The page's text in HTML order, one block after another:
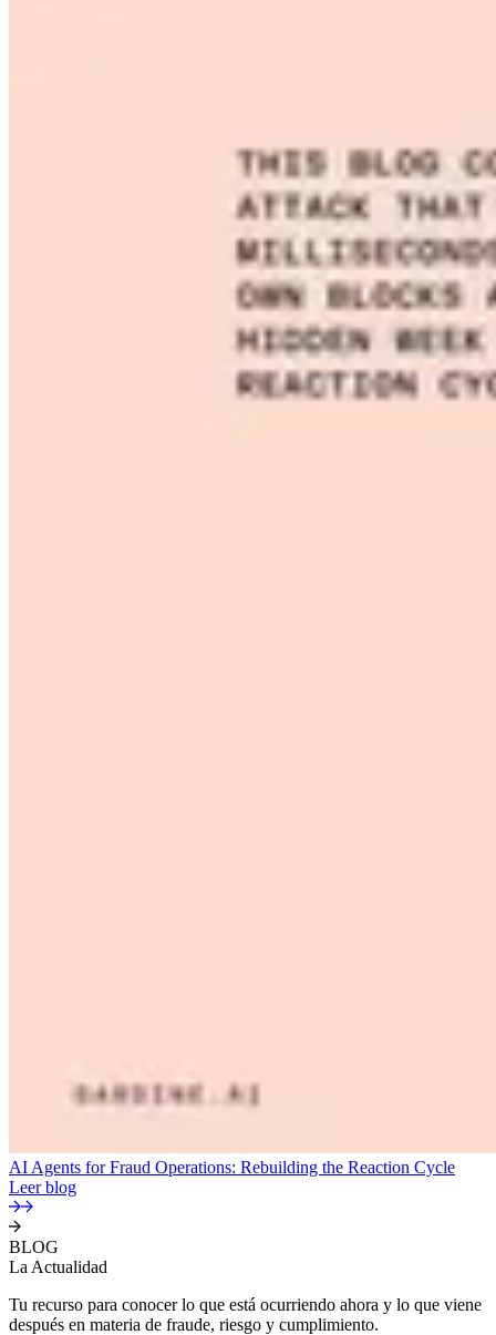
AI Agents for Fraud Operations: Rebuilding the Reaction Cycle
Leer blog
BLOG
La Actualidad
Tu recurso para conocer lo que está ocurriendo ahora y lo que viene
después en materia de fraude, riesgo y cumplimiento.